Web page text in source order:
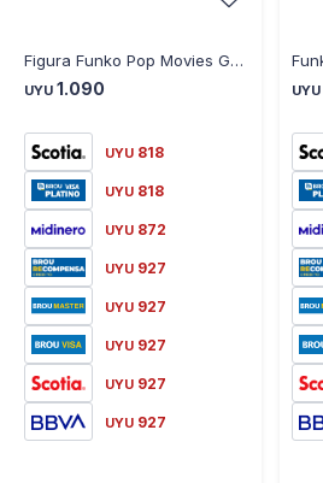
Figura Funko Pop Movies Gremlin con Lentes 3D
UYU 1.090
UYU 818
UYU 818
UYU 872
UYU 927
UYU 927
UYU 927
UYU 927
UYU 927
UYU